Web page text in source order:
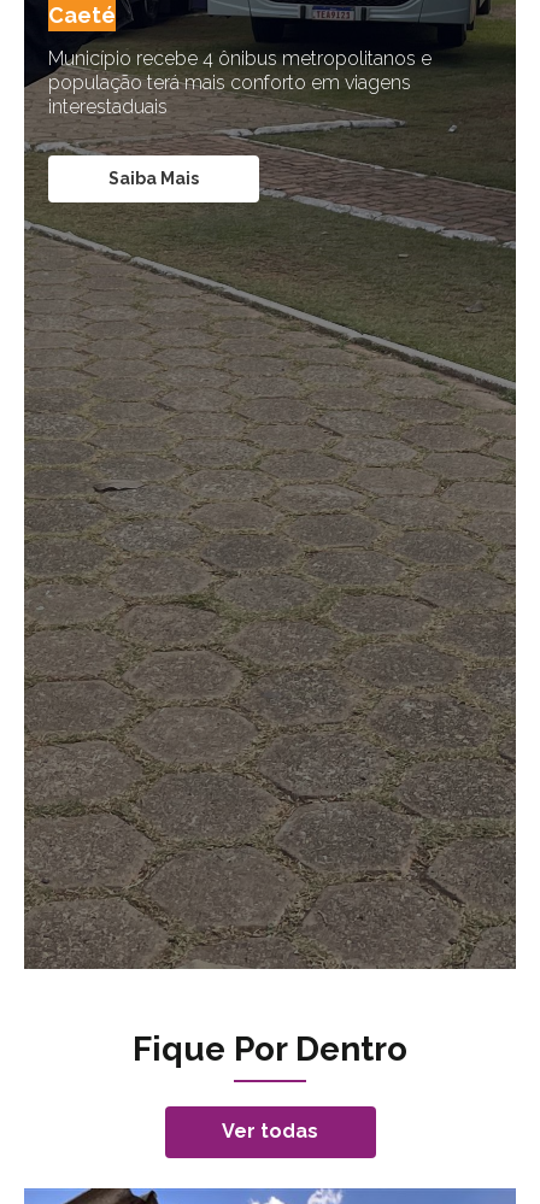
Caeté
Município recebe 4 ônibus metropolitanos e
população terá mais conforto em viagens
interestaduais
Saiba Mais
Fique Por Dentro
Ver todas